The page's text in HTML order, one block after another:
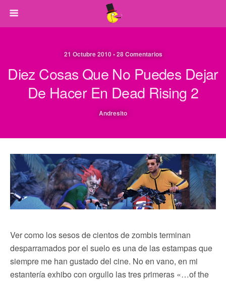
21 Octubre 2010 • 28 Comentarios
Diez Cosas Que No Puedes Dejar
De Hacer En Dead Rising 2
Andresito
Ver como los sesos de cientos de zombis terminan
desparramados por el suelo es una de las estampas que
siempre me han gustado del cine. No en vano, en mi
estantería exhibo con orgullo las tres primeras «…of the